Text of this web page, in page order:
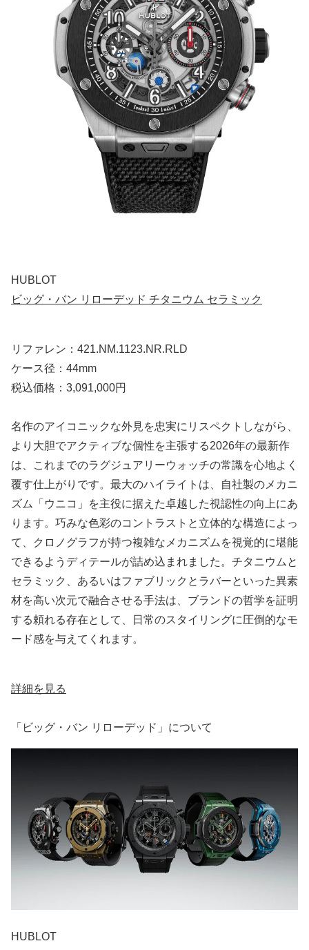
HUBLOT
ビッグ・バン リローデッド チタニウム セラミック
リファレン：421.NM.1123.NR.RLD
ケース径：44mm
税込価格：3,091,000円
名作のアイコニックな外見を忠実にリスペクトしながら、
より大胆でアクティブな個性を主張する2026年の最新作
は、これまでのラグジュアリーウォッチの常識を心地よく
覆す仕上がりです。最大のハイライトは、自社製のメカニ
ズム「ウニコ」を主役に据えた卓越した視認性の向上にあ
ります。巧みな色彩のコントラストと立体的な構造によっ
て、クロノグラフが持つ複雑なメカニズムを視覚的に堪能
できるようディテールが詰め込まれました。チタニウムと
セラミック、あるいはファブリックとラバーといった異素
材を高い次元で融合させる手法は、ブランドの哲学を証明
する頼れる存在として、日常のスタイリングに圧倒的なモ
ード感を与えてくれます。
詳細を見る
「ビッグ・バン リローデッド」について
HUBLOT